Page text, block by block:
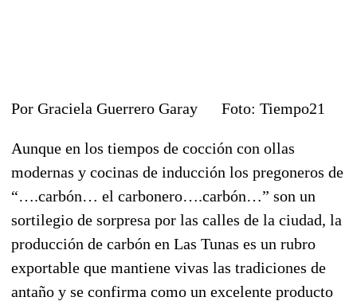
Por Graciela Guerrero Garay Foto: Tiempo21
Aunque en los tiempos de cocción con ollas
modernas y cocinas de inducción los pregoneros de
“….carbón… el carbonero….carbón…” son un
sortilegio de sorpresa por las calles de la ciudad, la
producción de carbón en Las Tunas es un rubro
exportable que mantiene vivas las tradiciones de
antaño y se confirma como un excelente producto